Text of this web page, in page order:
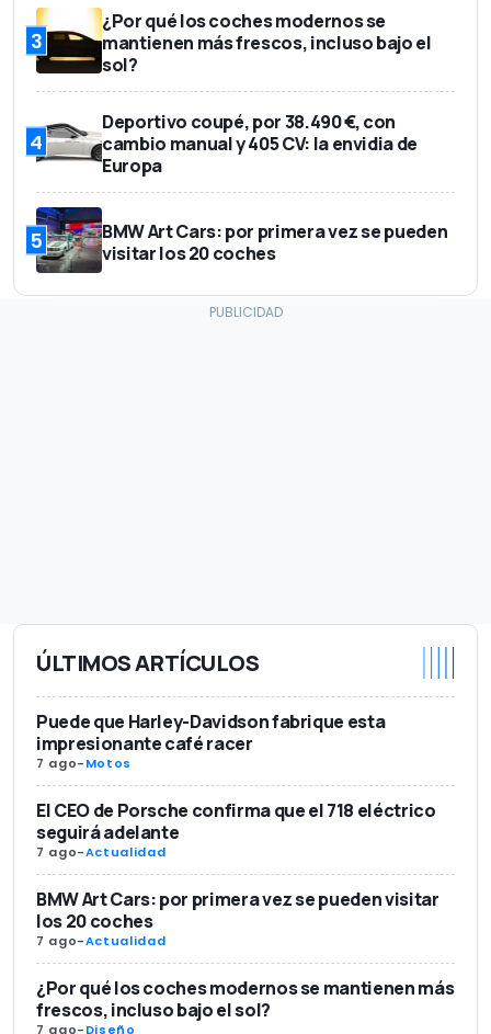
3
¿Por qué los coches modernos se
mantienen más frescos, incluso bajo el
sol?
4
Deportivo coupé, por 38.490 €, con
cambio manual y 405 CV: la envidia de
Europa
5
BMW Art Cars: por primera vez se pueden
visitar los 20 coches
ÚLTIMOS ARTÍCULOS
Puede que Harley-Davidson fabrique esta
impresionante café racer
7 ago-Motos
El CEO de Porsche confirma que el 718 eléctrico
seguirá adelante
7 ago-Actualidad
BMW Art Cars: por primera vez se pueden visitar
los 20 coches
7 ago-Actualidad
¿Por qué los coches modernos se mantienen más
frescos, incluso bajo el sol?
7 ago-Diseño